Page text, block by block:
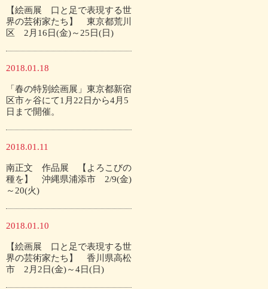
【絵画展 口と足で表現する世
界の芸術家たち】 東京都荒川
区 2月16日(金)～25日(日)
2018.01.18
「春の特別絵画展」東京都新宿
区市ヶ谷にて1月22日から4月5
日まで開催。
2018.01.11
南正文 作品展 【よろこびの
種を】 沖縄県浦添市 2/9(金)
～20(火)
2018.01.10
【絵画展 口と足で表現する世
界の芸術家たち】 香川県高松
市 2月2日(金)～4日(日)